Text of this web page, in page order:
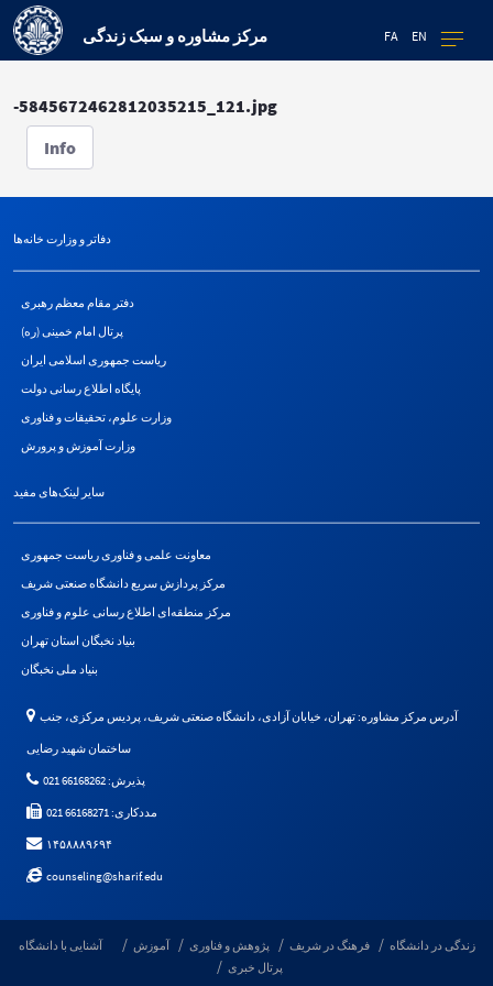
FA EN مرکز مشاوره و سبک زندگی
-5845672462812035215_121.jpg
Info
دفاتر و وزارت خانه‌ها
دفتر مقام معظم رهبری
پرتال امام خمینی (ره)
ریاست جمهوری اسلامی ایران
پایگاه اطلاع رسانی دولت
وزارت علوم، تحقیقات و فناوری
وزارت آموزش و پرورش
سایر لینک‌های مفید
معاونت علمی و فناوری ریاست جمهوری
مرکز پردازش سریع دانشگاه صنعتی شریف
مرکز منطقه‌ای اطلاع رسانی علوم و فناوری
بنیاد نخبگان استان تهران
بنیاد ملی نخبگان
ساختمان شهید رضایی
پذیرش: 66168262 021
مددکاری: 66168271 021
۱۴۵۸۸۸۹۶۹۴
counseling@sharif.edu
آشنایی با دانشگاه آموزش پژوهش و فناوری فرهنگ در شریف
زندگی در دانشگاه
پرتال خبری